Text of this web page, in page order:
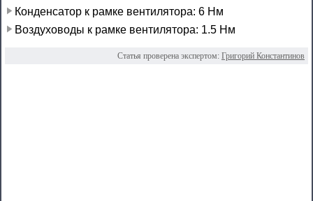
Конденсатор к рамке вентилятора: 6 Нм
Воздуховоды к рамке вентилятора: 1.5 Нм
Статья проверена экспертом: Григорий Константинов